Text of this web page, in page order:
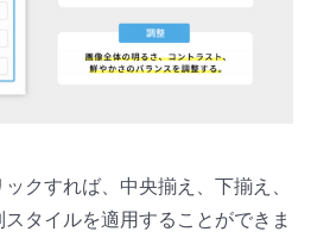
クすれば、中央揃え、下揃え、
タイルを適用することができま